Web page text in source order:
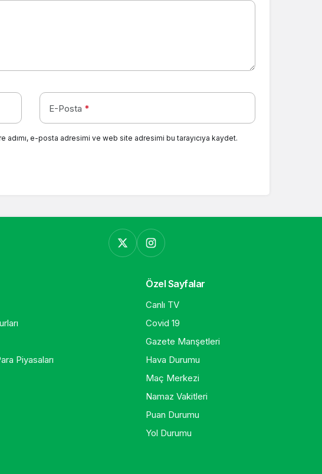
E-Posta *
adımı, e-posta adresimi ve web site adresimi bu tarayıcıya kaydet.
Piyasaları
Özel Sayfalar
Canlı TV
Covid 19
Gazete Manşetleri
Hava Durumu
Maç Merkezi
Namaz Vakitleri
Puan Durumu
Yol Durumu